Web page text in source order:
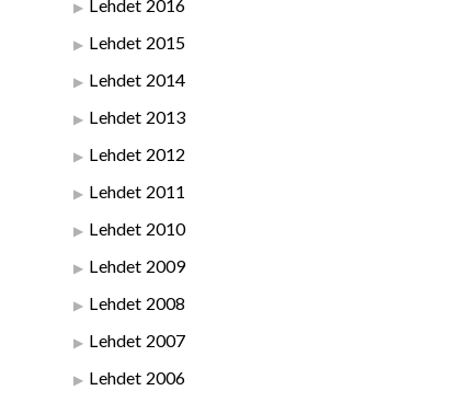
Lehdet 2016
Lehdet 2015
Lehdet 2014
Lehdet 2013
Lehdet 2012
Lehdet 2011
Lehdet 2010
Lehdet 2009
Lehdet 2008
Lehdet 2007
Lehdet 2006